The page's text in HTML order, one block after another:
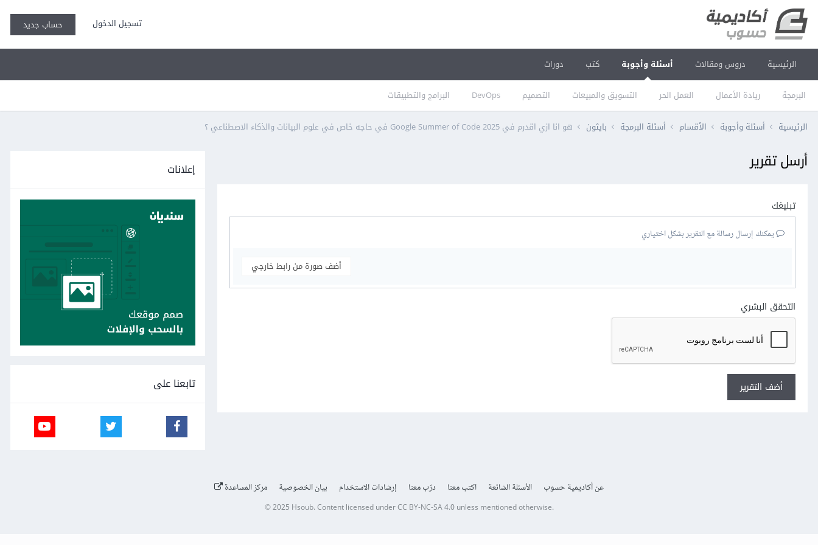
تسجيل الدخول حساب جديد
الرئيسية دروس ومقالات أسئلة وأجوبة
البرمجة ريادة الأعمال العمل الحر التسويق والمبيعات التصميم DevOps البرامج والتطبيقات
كتب دورات
الرئيسية أسئلة وأجوبة الأقسام أسئلة البرمجة بايثون هو انا ازي اقدرم في Google Summer of Code 2025 في حاجه خاص في علوم البيانات والذكاء الاصطناعي ؟
أرسل تقرير
تبليغك
يمكنك إرسال رسالة مع التقرير بشكل اختياري
أضف صورة من رابط خارجي
التحقق البشري
أضف التقرير
إعلانات
تابعنا على
عن أكاديمية حسوب الأسئلة الشائعة اكتب معنا درّب معنا إرشادات الاستخدام بيان الخصوصية مركز المساعدة
© 2025 Hsoub.Content licensed underCC BY-NC-SA 4.0unless mentioned otherwise.